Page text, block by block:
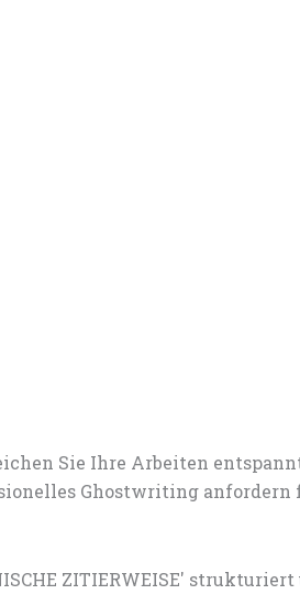
Sie Ihre Arbeiten
Ghostwriting anfordern
ZITIERWEISE'